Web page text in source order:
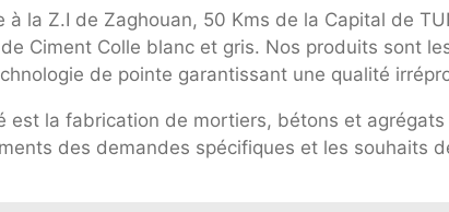
à la Z.I de Zaghouan, 50 Kms de la Capital de
Ciment Colle blanc et gris. Nos produits sont
de pointe garantissant une qualité
est la fabrication de mortiers, bétons et
des demandes spécifiques et les souhaits